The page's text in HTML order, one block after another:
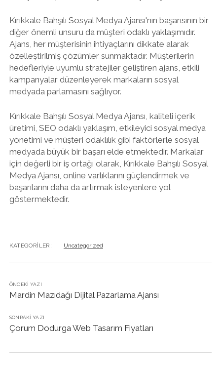
Kırıkkale Bahşılı Sosyal Medya Ajansı'nın başarısının bir
diğer önemli unsuru da müşteri odaklı yaklaşımıdır.
Ajans, her müşterisinin ihtiyaçlarını dikkate alarak
özelleştirilmiş çözümler sunmaktadır. Müşterilerin
hedefleriyle uyumlu stratejiler geliştiren ajans, etkili
kampanyalar düzenleyerek markaların sosyal
medyada parlamasını sağlıyor.
Kırıkkale Bahşılı Sosyal Medya Ajansı, kaliteli içerik
üretimi, SEO odaklı yaklaşım, etkileyici sosyal medya
yönetimi ve müşteri odaklılık gibi faktörlerle sosyal
medyada büyük bir başarı elde etmektedir. Markalar
için değerli bir iş ortağı olarak, Kırıkkale Bahşılı Sosyal
Medya Ajansı, online varlıklarını güçlendirmek ve
başarılarını daha da artırmak isteyenlere yol
göstermektedir.
KATEGORILER: Uncategorized
ÖNCEKI YAZI
Mardin Mazıdağı Dijital Pazarlama Ajansı
SONRAKI YAZI
Çorum Dodurga Web Tasarım Fiyatları